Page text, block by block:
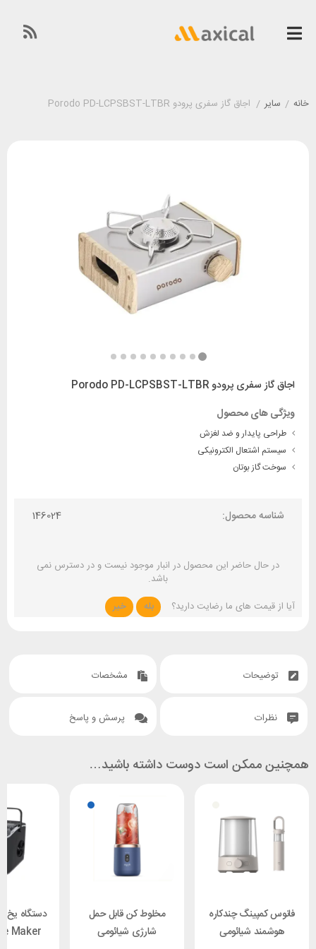
خانه / سایر / اجاق گاز سفری پرودو Porodo PD-LCPSBST-LTBR
اجاق گاز سفری پرودو Porodo PD-LCPSBST-LTBR
ویژگی های محصول
طراحی پایدار و ضد لغزش
سیستم اشتعال الکترونیکی
سوخت گاز بوتان
شناسه محصول: 146024
در حال حاضر این محصول در انبار موجود نیست و در دسترس نمی
باشد.
آیا از قیمت های ما رضایت دارید؟
بله خیر
توضیحات مشخصات
نظرات پرسش و پاسخ
همچنین ممکن است دوست داشته باشید…
فانوس کمپینگ چندکاره
هوشمند شیائومی
مخلوط کن قابل حمل
شارژی شیائومی
دستگاه یخ
Maker